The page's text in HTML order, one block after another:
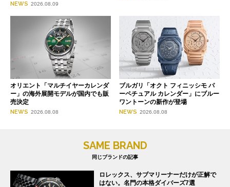
NEWS 2026.08.09
オリエント「マルチイヤーカレンダ
ー」の海外展開モデルが国内でも販
売決定
NEWS 2026.08.08
ブルガリ「オクト フィニッシモ パ
ーペチュアル カレンダー」にブルー
ワントーンの新作が登場
NEWS 2026.08.08
SAME BRAND
同じブランドの記事
ロレックス、サブマリーナーだけが正解で
はない。名門の本格ダイバーズ7選